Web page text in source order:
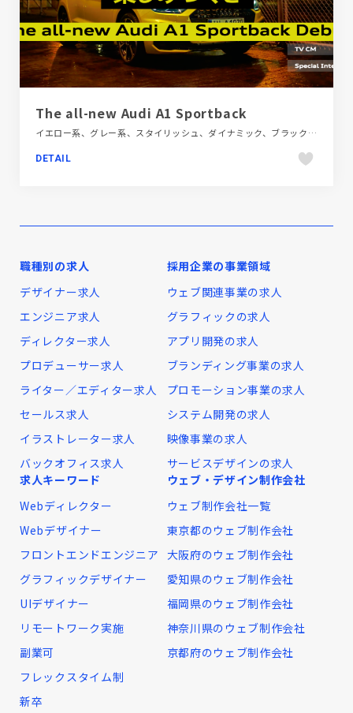
The all-new Audi A1 Sportback
イエロー系、グレー系、スタイリッシュ、ダイナミック、ブラック系 、ブランド・サービスサイト、モーション多め、大きめ写真、自動車・乗り物・交通
DETAIL
職種別の求人
デザイナー求人
エンジニア求人
ディレクター求人
プロデューサー求人
ライター／エディター求人
セールス求人
イラストレーター求人
バックオフィス求人
採用企業の事業領域
ウェブ関連事業の求人
グラフィックの求人
アプリ開発の求人
ブランディング事業の求人
プロモーション事業の求人
システム開発の求人
映像事業の求人
サービスデザインの求人
求人キーワード
Webディレクター
Webデザイナー
フロントエンドエンジニア
グラフィックデザイナー
UIデザイナー
リモートワーク実施
副業可
フレックスタイム制
新卒
ウェブ・デザイン制作会社
ウェブ制作会社一覧
東京都のウェブ制作会社
大阪府のウェブ制作会社
愛知県のウェブ制作会社
福岡県のウェブ制作会社
神奈川県のウェブ制作会社
京都府のウェブ制作会社